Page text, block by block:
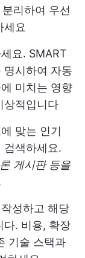
리하여 우선
세요
요. SMART
명시하여 자동
미치는 영향
상적입니다
맞는 인기
검색하세요.
게시판 등을
성하고 해당
다. 비용, 확장
기술 스택과